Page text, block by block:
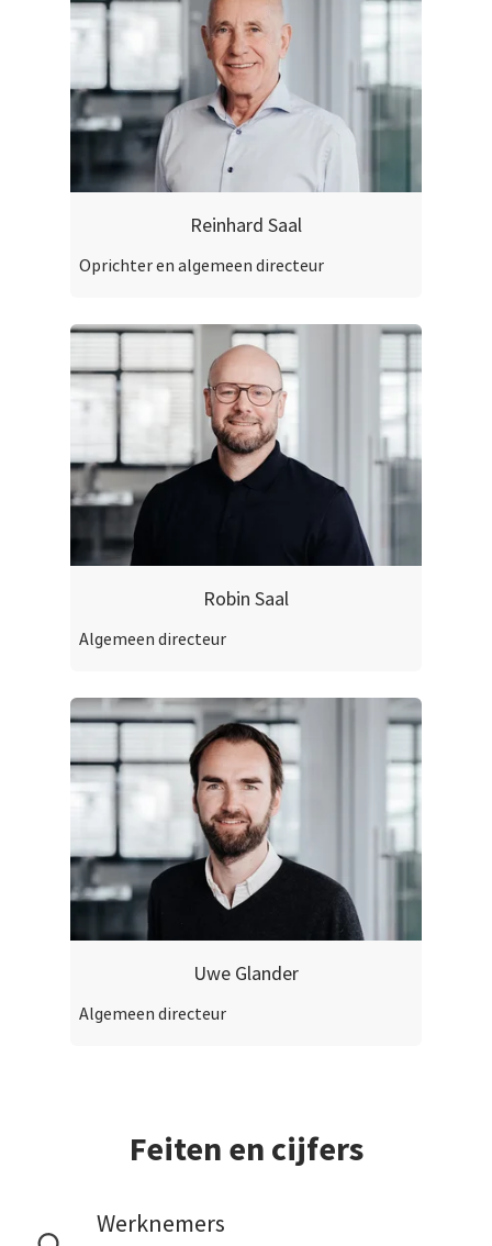
Reinhard Saal
Oprichter en algemeen directeur
Robin Saal
Algemeen directeur
Uwe Glander
Algemeen directeur
Feiten en cijfers
Werknemers